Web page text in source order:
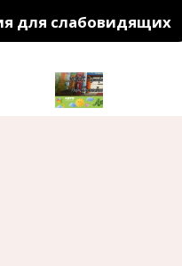
для слабовидящих